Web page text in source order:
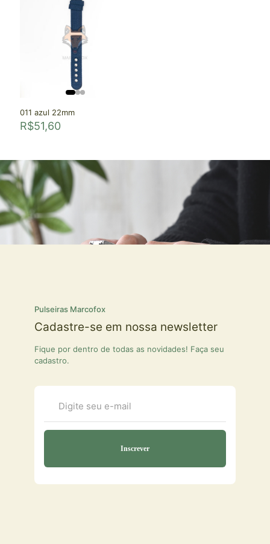
011 azul 22mm
R$51,60
Pulseiras Marcofox
Cadastre-se em nossa newsletter
Fique por dentro de todas as novidades! Faça seu
cadastro.